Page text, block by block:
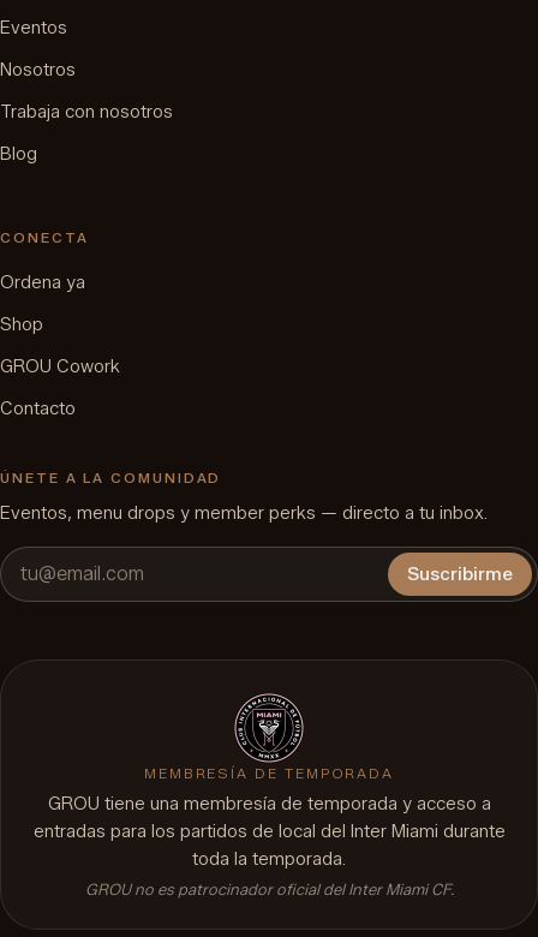
Eventos
Nosotros
Trabaja con nosotros
Blog
CONECTA
Ordena ya
Shop
GROU Cowork
Contacto
ÚNETE A LA COMUNIDAD
Eventos, menu drops y member perks — directo a tu inbox.
Suscribirme
MEMBRESÍA DE TEMPORADA
GROU tiene una membresía de temporada y acceso a
entradas para los partidos de local del Inter Miami durante
toda la temporada.
GROU no es patrocinador oficial del Inter Miami CF.